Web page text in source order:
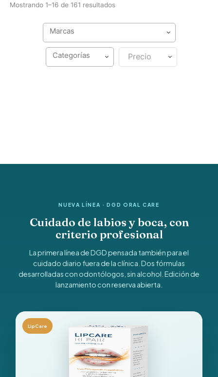
Mostrando 1–16 de 161 resultados
Precio
NUEVA LÍNEA · DGD ORAL CARE
Cuidado de labios y boca, con
criterio profesional
La primera línea de DGD pensada también para el
cuidado diario fuera de la clínica. Dos fórmulas
desarrolladas con odontólogos, sin alcohol. Edición de
lanzamiento con reserva abierta.
LipCare